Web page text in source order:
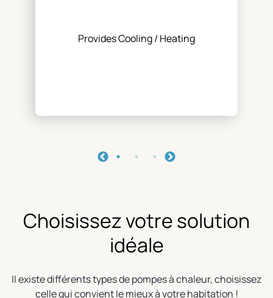
Provides Cooling / Heating
Choisissez votre solution
idéale
Il existe différents types de pompes à chaleur, choisissez
celle qui convient le mieux à votre habitation !